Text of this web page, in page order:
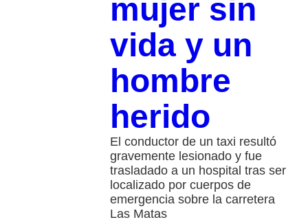
mujer sin
vida y un
hombre
herido
El conductor de un taxi resultó
gravemente lesionado y fue
trasladado a un hospital tras ser
localizado por cuerpos de
emergencia sobre la carretera
Las Matas